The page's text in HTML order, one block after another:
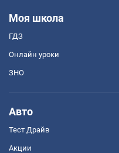
Моя школа
ГДЗ
Онлайн уроки
ЗНО
Авто
Тест Драйв
Акции